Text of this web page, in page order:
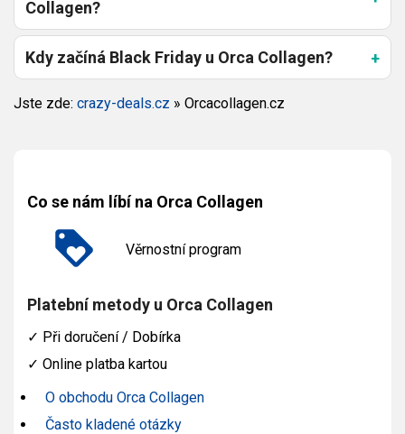
Collagen?
Kdy začíná Black Friday u Orca Collagen?
Jste zde: crazy-deals.cz » Orcacollagen.cz
Co se nám líbí na Orca Collagen
Věrnostní program
Platební metody u Orca Collagen
✓ Při doručení / Dobírka
✓ Online platba kartou
O obchodu Orca Collagen
Často kladené otázky